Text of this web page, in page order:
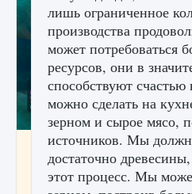
Как приручить существ из
игре Creatures of Ava
9 августа 2024 1
лишь ограниченное
производства
может потребоваться
ресурсов, они в
способствуют
можно сделать на
зерном и сырое мясо,
источников. Мы
достаточно
этот процесс. Мы